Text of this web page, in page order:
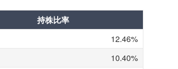
持株比率
12.46%
10.40%